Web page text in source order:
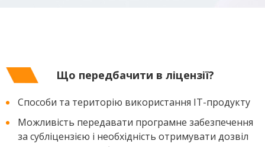
Що передбачити в ліцензії?
Способи та територію використання IT-продукту
Можливість передавати програмне забезпечення
за субліцензією і необхідність отримувати дозвіл